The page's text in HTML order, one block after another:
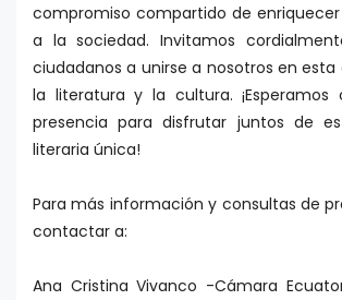
compromiso compartido de
a la sociedad. Invitamos
ciudadanos a unirse a nosotros en
la literatura y la cultura.
presencia para disfrutar juntos de
literaria única!
Para más información y consultas de
contactar a:
Ana Cristina Vivanco -Cámara